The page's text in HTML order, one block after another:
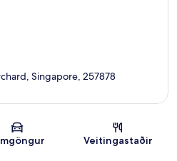
Kort
Singapore, 257878
Veitingastaðir